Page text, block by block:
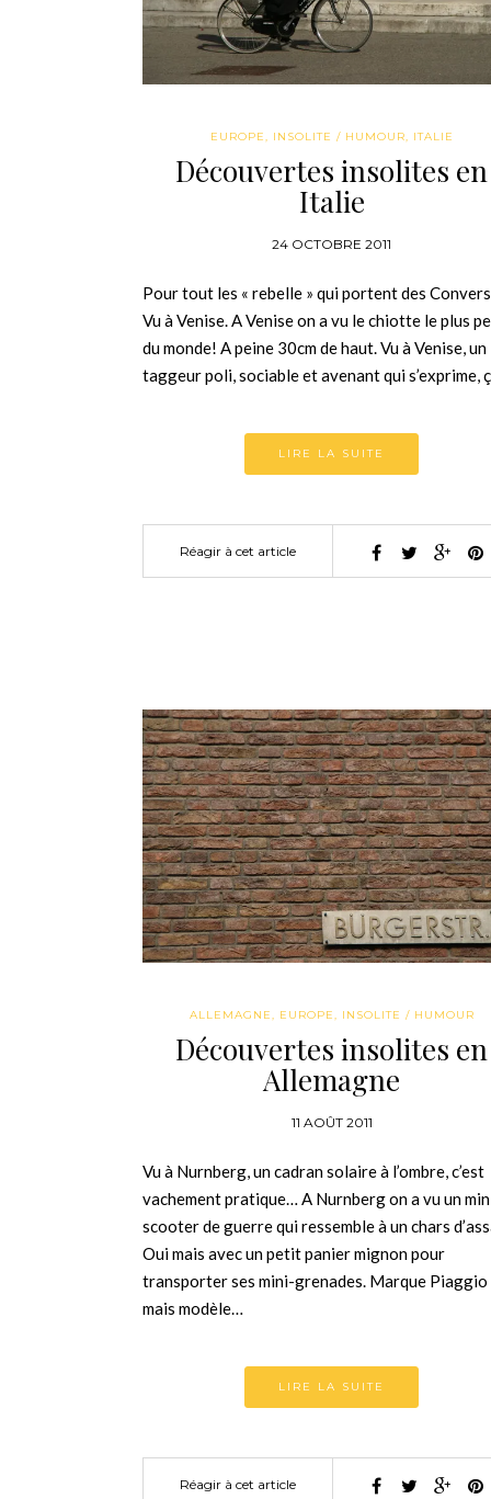
EUROPE, INSOLITE / HUMOUR, ITALIE
Découvertes insolites en
Italie
24 OCTOBRE 2011
Pour tout les « rebelle » qui portent des
Vu à Venise. A Venise on a vu le chiotte le plus
du monde! A peine 30cm de haut. Vu à Venise, un
taggeur poli, sociable et avenant qui s’exprime,
LIRE LA SUITE
Réagir à cet article
ALLEMAGNE, EUROPE, INSOLITE / HUMOUR
Découvertes insolites en
Allemagne
11 AOÛT 2011
Vu à Nurnberg, un cadran solaire à l’ombre, c’est
vachement pratique… A Nurnberg on a vu un
scooter de guerre qui ressemble à un chars
Oui mais avec un petit panier mignon pour
transporter ses mini-grenades. Marque Piaggio
mais modèle…
LIRE LA SUITE
Réagir à cet article